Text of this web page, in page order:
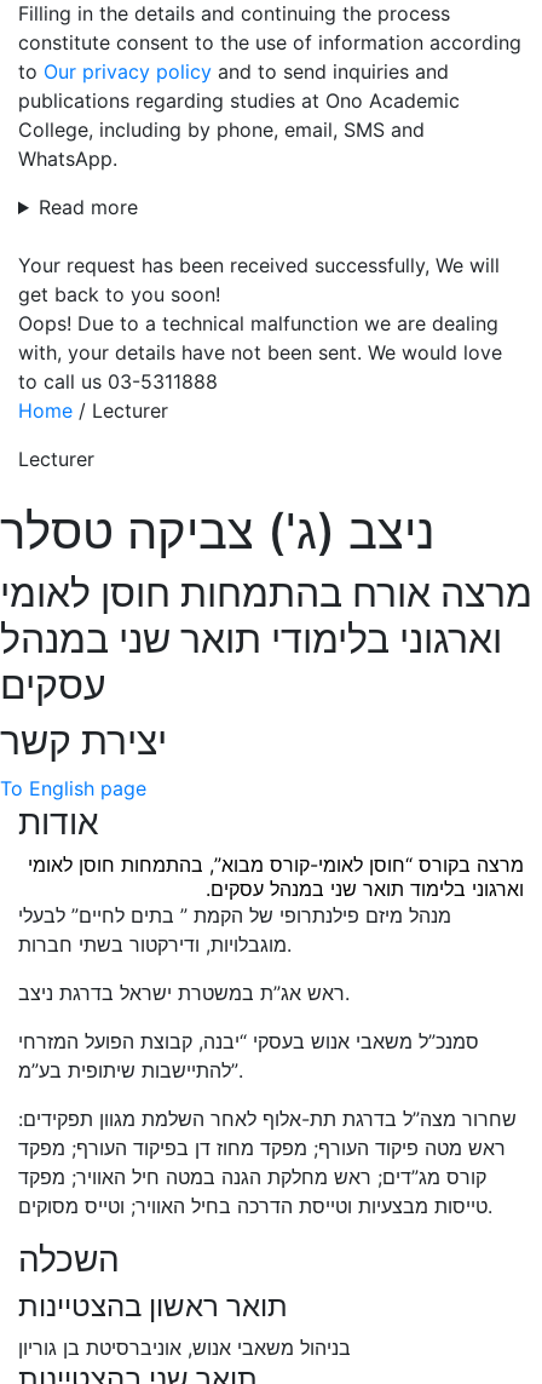
Filling in the details and continuing the process
constitute consent to the use of information according
to Our privacy policy and to send inquiries and
publications regarding studies at Ono Academic
College, including by phone, email, SMS and
WhatsApp.
Read more
Your request has been received successfully, We will
get back to you soon!
Oops! Due to a technical malfunction we are dealing
with, your details have not been sent. We would love
to call us 03-5311888
Home / Lecturer
Lecturer
ניצב (ג') צביקה טסלר
מרצה אורח בהתמחות חוסן לאומי
וארגוני בלימודי תואר שני במנהל
עסקים
יצירת קשר
To English page
אודות
מרצה בקורס “חוסן לאומי-קורס מבוא”, בהתמחות חוסן לאומי
וארגוני בלימוד תואר שני במנהל עסקים.
מנהל מיזם פילנתרופי של הקמת ” בתים לחיים” לבעלי
מוגבלויות, ודירקטור בשתי חברות.
ראש אג”ת במשטרת ישראל בדרגת ניצב.
סמנכ”ל משאבי אנוש בעסקי “יבנה, קבוצת הפועל המזרחי
להתיישבות שיתופית בע”מ”.
שחרור מצה”ל בדרגת תת-אלוף לאחר השלמת מגוון תפקידים:
ראש מטה פיקוד העורף; מפקד מחוז דן בפיקוד העורף; מפקד
קורס מג”דים; ראש מחלקת הגנה במטה חיל האוויר; מפקד
טייסות מבצעיות וטייסת הדרכה בחיל האוויר; וטייס מסוקים.
השכלה
תואר ראשון בהצטיינות
בניהול משאבי אנוש, אוניברסיטת בן גוריון